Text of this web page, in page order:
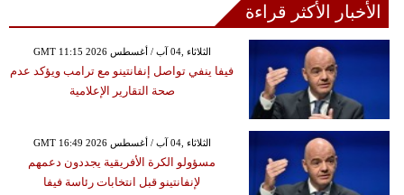
الأخبار الأكثر قراءة
GMT 11:15 2026 الثلاثاء ,04 آب / أغسطس
فيفا ينفي تواصل إنفانتينو مع ترامب ويؤكد عدم
صحة التقارير الإعلامية
GMT 16:49 2026 الثلاثاء ,04 آب / أغسطس
مسؤولو الكرة الأفريقية يجددون دعمهم
لإنفانتينو قبل انتخابات رئاسة فيفا